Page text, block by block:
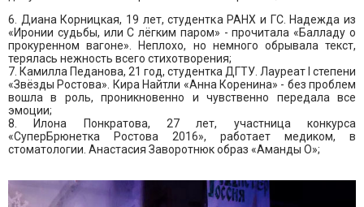
6. Диана Корницкая, 19 лет, студентка РАНХ и ГС. Надежда из
«Иронии судьбы, или С лёгким паром» - прочитала «Балладу о
прокуренном вагоне». Неплохо, но немного обрывала текст,
терялась нежность всего стихотворения;
7. Камилла Педанова, 21 год, студентка ДГТУ. Лауреат I степени
«Звёзды Ростова». Кира Найтли «Анна Коренина» - без проблем
вошла в роль, проникновенно и чувственно передала все
эмоции;
8. Илона Понкратова, 27 лет, участница конкурса
«СуперБрюнетка Ростова 2016», работает медиком, в
стоматологии. Анастасия Заворотнюк образ «Аманды О»;